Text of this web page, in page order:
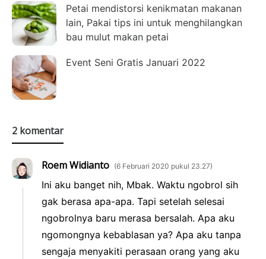
Petai mendistorsi kenikmatan makanan
lain, Pakai tips ini untuk menghilangkan
bau mulut makan petai
Event Seni Gratis Januari 2022
2 komentar
Roem Widianto 6 Februari 2020 pukul 23.27
Ini aku banget nih, Mbak. Waktu ngobrol sih
gak berasa apa-apa. Tapi setelah selesai
ngobrolnya baru merasa bersalah. Apa aku
ngomongnya kebablasan ya? Apa aku tanpa
sengaja menyakiti perasaan orang yang aku